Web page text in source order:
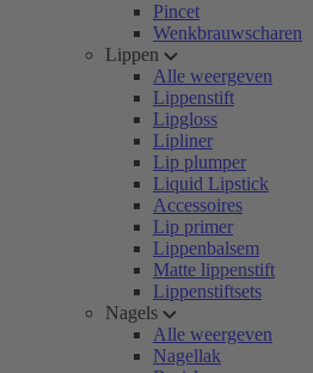
Pincet
Wenkbrauwscharen
Lippen
Alle weergeven
Lippenstift
Lipgloss
Lipliner
Lip plumper
Liquid Lipstick
Accessoires
Lip primer
Lippenbalsem
Matte lippenstift
Lippenstiftsets
Nagels
Alle weergeven
Nagellak